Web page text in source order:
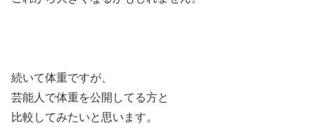
続いて体重ですが、
芸能人で体重を公開してる方と
比較してみたいと思います。